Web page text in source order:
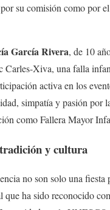
su comisión como por
García Rivera, de 10
Carles-Xiva, una falla
activa en los
simpatía y pasión por
como Fallera Mayor
y cultura
no son solo una fiesta
que ha sido reconocido